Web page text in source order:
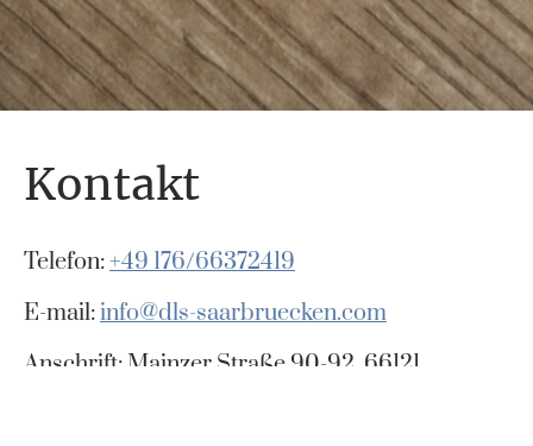
Kontakt
Telefon:+49 176/66372419
E-mail:info@dls-saarbruecken.com
Anschrift: Mainzer Straße 90-92, 66121